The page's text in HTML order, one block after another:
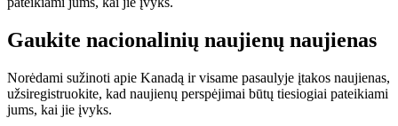
Gaukite nacionalinių naujienų naujienas
Norėdami sužinoti apie Kanadą ir visame pasaulyje įtakos naujienas,
užsiregistruokite, kad naujienų perspėjimai būtų tiesiogiai pateikiami
jums, kai jie įvyks.